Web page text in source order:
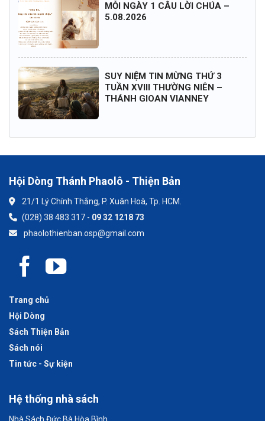
MỖI NGÀY 1 CÂU LỜI CHÚA –
5.08.2026
SUY NIỆM TIN MỪNG THỨ 3
TUẦN XVIII THƯỜNG NIÊN –
THÁNH GIOAN VIANNEY
Hội Dòng Thánh Phaolô - Thiện Bản
21/1 Lý Chính Thắng, P. Xuân Hoà, Tp. HCM.
(028) 38 483 317 - 09 32 1218 73
phaolothienban.osp@gmail.com
Trang chủ
Hội Dòng
Sách Thiện Bản
Sách nói
Tin tức - Sự kiện
Hệ thống nhà sách
Nhà Sách Đức Bà Hòa Bình